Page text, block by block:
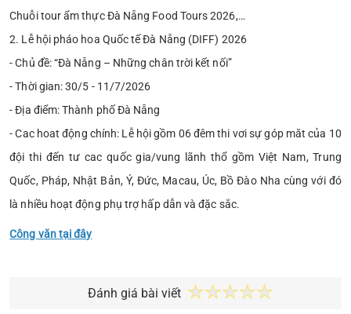
Chuỗi tour ẩm thực Đà Nẵng Food Tours 2026,…
2. Lễ hội pháo hoa Quốc tế Đà Nẵng (DIFF) 2026
- Chủ đề: “Đà Nẵng – Những chân trời kết nối”
- Thời gian: 30/5 - 11/7/2026
- Địa điểm: Thành phố Đà Nẵng
- Cac hoat động chính: Lễ hội gồm 06 đêm thi vơi sự góp măt của 10
đội thi đến tư cac quốc gia/vung lãnh thổ gồm Việt Nam, Trung
Quốc, Pháp, Nhật Bản, Ý, Đức, Macau, Úc, Bồ Đào Nha cùng với đó
là nhiều hoạt động phụ trợ hấp dẫn và đặc sắc.
Công văn tại đây
Đánh giá bài viết